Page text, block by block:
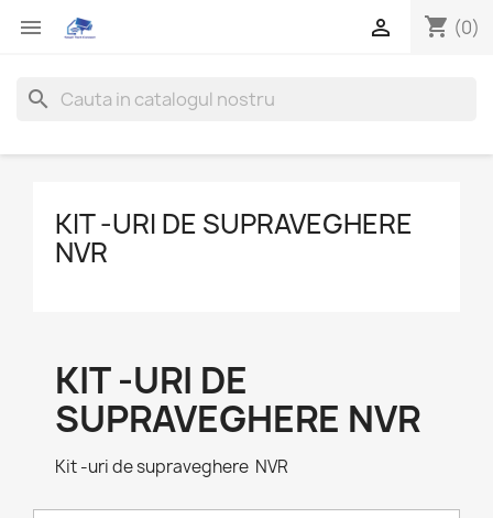
 shopping_cart (0)

search
KIT -URI DE SUPRAVEGHERE
NVR
KIT -URI DE
SUPRAVEGHERE NVR
Kit -uri de supraveghere NVR